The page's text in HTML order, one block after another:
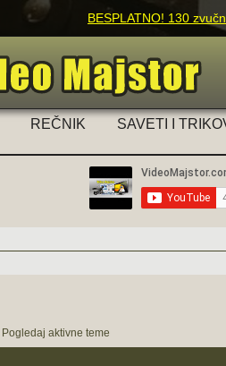
BESPLATNO! 130
REČNIK
SAVETI I
Pogledaj aktivne teme